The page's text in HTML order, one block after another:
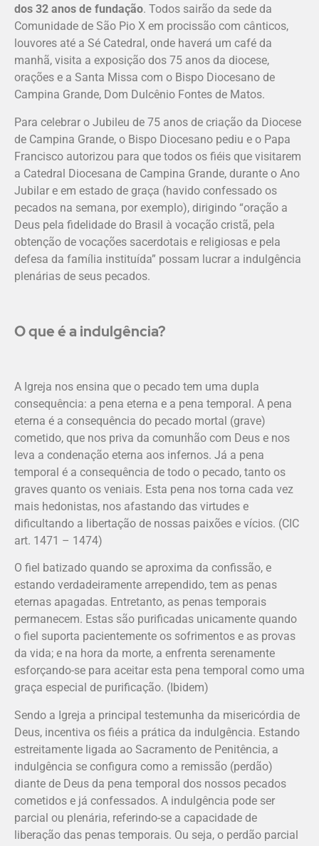
dos 32 anos de fundação. Todos sairão da sede da
Comunidade de São Pio X em procissão com cânticos,
louvores até a Sé Catedral, onde haverá um café da
manhã, visita a exposição dos 75 anos da diocese,
orações e a Santa Missa com o Bispo Diocesano de
Campina Grande, Dom Dulcênio Fontes de Matos.
Para celebrar o Jubileu de 75 anos de criação da Diocese
de Campina Grande, o Bispo Diocesano pediu e o Papa
Francisco autorizou para que todos os fiéis que visitarem
a Catedral Diocesana de Campina Grande, durante o Ano
Jubilar e em estado de graça (havido confessado os
pecados na semana, por exemplo), dirigindo “oração a
Deus pela fidelidade do Brasil à vocação cristã, pela
obtenção de vocações sacerdotais e religiosas e pela
defesa da família instituída” possam lucrar a indulgência
plenárias de seus pecados.
O que é a indulgência?
A Igreja nos ensina que o pecado tem uma dupla
consequência: a pena eterna e a pena temporal. A pena
eterna é a consequência do pecado mortal (grave)
cometido, que nos priva da comunhão com Deus e nos
leva a condenação eterna aos infernos. Já a pena
temporal é a consequência de todo o pecado, tanto os
graves quanto os veniais. Esta pena nos torna cada vez
mais hedonistas, nos afastando das virtudes e
dificultando a libertação de nossas paixões e vícios. (CIC
art. 1471 – 1474)
O fiel batizado quando se aproxima da confissão, e
estando verdadeiramente arrependido, tem as penas
eternas apagadas. Entretanto, as penas temporais
permanecem. Estas são purificadas unicamente quando
o fiel suporta pacientemente os sofrimentos e as provas
da vida; e na hora da morte, a enfrenta serenamente
esforçando-se para aceitar esta pena temporal como uma
graça especial de purificação. (Ibidem)
Sendo a Igreja a principal testemunha da misericórdia de
Deus, incentiva os fiéis a prática da indulgência. Estando
estreitamente ligada ao Sacramento de Penitência, a
indulgência se configura como a remissão (perdão)
diante de Deus da pena temporal dos nossos pecados
cometidos e já confessados. A indulgência pode ser
parcial ou plenária, referindo-se a capacidade de
liberação das penas temporais. Ou seja, o perdão parcial